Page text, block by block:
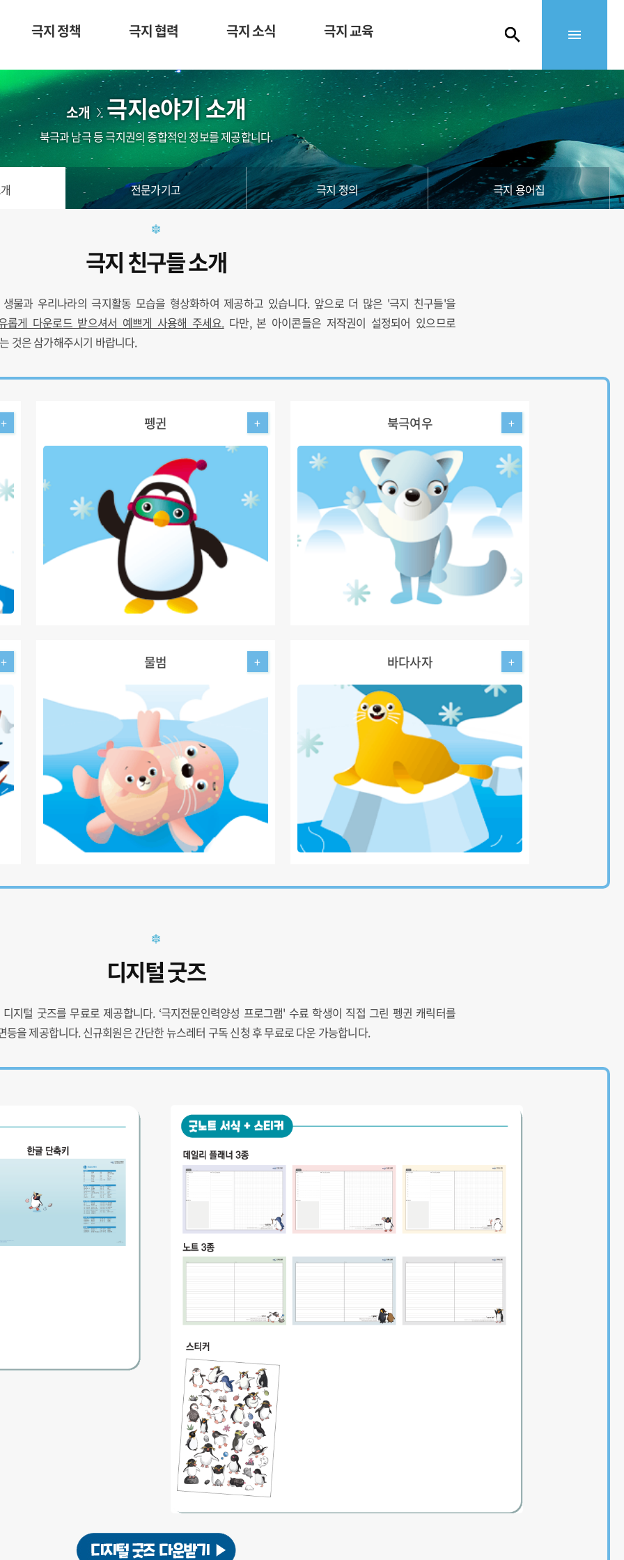
극지 정책 극지 협력 극지 소식 극지 교육
소개 극지e야기 소개
북극과 남극 등 극지권의 종합적인 정보를 제공합니다.
전문가기고 극지 정의 극지 용어집
극지 친구들 소개
물과 우리나라의 극지활동 모습을 형상화하여 제공하고 있습니다. 앞으로 더 많은 '극지 친구들'을
롭게 다운로드 받으셔서 예쁘게 사용해 주세요.다만, 본 아이콘들은 저작권이 설정되어 있으므로
것은 삼가해주시기 바랍니다.
+ 펭귄 + 북극여우 +
+ 물범 + 바다사자 +
디지털 굿즈
지털 굿즈를 무료로 제공합니다. ‘극지전문인력양성 프로그램' 수료 학생이 직접 그린 펭귄 캐릭터를
등을 제공합니다. 신규회원은 간단한 뉴스레터 구독 신청 후 무료로 다운 가능합니다.